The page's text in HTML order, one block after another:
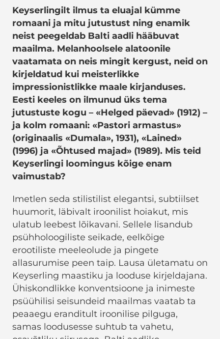
Keyserlingilt ilmus ta eluajal kümme
romaani ja mitu jutustust ning enamik
neist peegeldab Balti aadli hääbuvat
maailma. Melanhoolsele alatoonile
vaatamata on neis mingit kergust, neid on
kirjeldatud kui meisterlikke
impressionistlikke maale kirjanduses.
Eesti keeles on ilmunud üks tema
jutustuste kogu – «Helged päevad» (1912) –
ja kolm romaani: «Pastori armastus»
(originaalis «Dumala», 1931), «Lained»
(1996) ja «Õhtused majad» (1989). Mis teid
Keyserlingi loomingus kõige enam
vaimustab?
Imetlen seda stilistilist elegantsi, subtiilset
huumorit, läbivalt iroonilist hoiakut, mis
ulatub leebest lõikavani. Sellele lisandub
psühholoogiliste seikade, eelkõige
erootiliste meeleolude ja pingete
allasurumise peen taip. Lausa ületamatu on
Keyserling maastiku ja looduse kirjeldajana.
Ühiskondlikke konventsioone ja inimeste
psüühilisi seisundeid maailmas vaatab ta
peaaegu eranditult iroonilise pilguga,
samas loodusesse suhtub ta vahetu,